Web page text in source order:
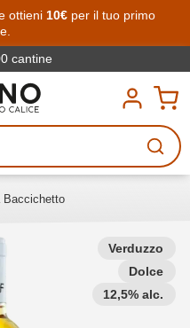
al contenuto principale
ottieni 10€per il tuo primo
cantine
Baccichetto
Verduzzo
Dolce
12,5% alc.
del vino,
o altri